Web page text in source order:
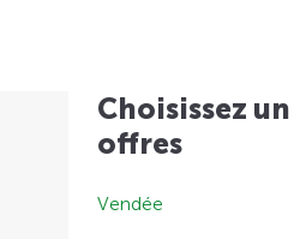
Choisissez
offres
Vendée